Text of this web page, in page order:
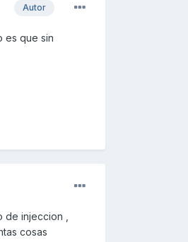
Autor
es que sin
injeccion ,
cosas